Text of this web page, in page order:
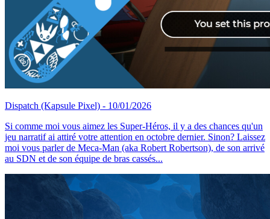
Dispatch (Kapsule Pixel) - 10/01/2026
Si comme moi vous aimez les Super-Héros, il y a des chances qu'un
jeu narratif ai attiré votre attention en octobre dernier. Sinon? Laissez
moi vous parler de Meca-Man (aka Robert Robertson), de son arrivé
au SDN et de son équipe de bras cassés...